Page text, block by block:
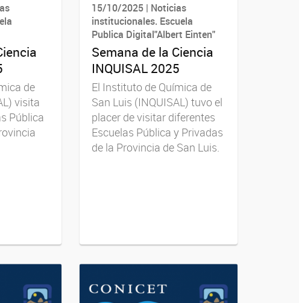
de
visita
Pública
15/10/2025 | Noticias
institucionales. Escuela
Publica Digital"Albert Einten"
Semana de la Ciencia
INQUISAL 2025
El Instituto de Química de
San Luis (INQUISAL) tuvo el
placer de visitar diferentes
Escuelas Pública y Privadas
de la Provincia de San Luis.